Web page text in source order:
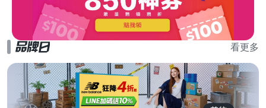
看更多